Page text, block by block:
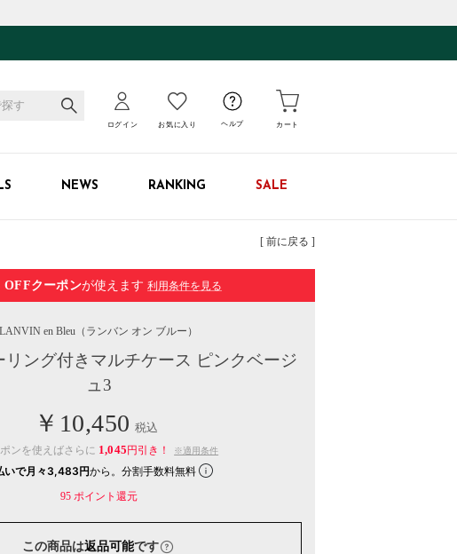
ログイン お気に入り ヘルプ カート
NEWS RANKING SALE
[ 前に戻る ]
OFFクーポンが使えます 利用条件を見る
LANVIN en Bleu （ランバン オン ブルー）
リング付きマルチケース ピンクベージ
ュ3
￥10,450 税込
ンを使えばさらに 1,045 円引き！ ※適用条件
いで月々3,483円から。分割手数料無料
95ポイント還元
この商品は返品可能です